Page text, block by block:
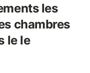
les
chambres
le le